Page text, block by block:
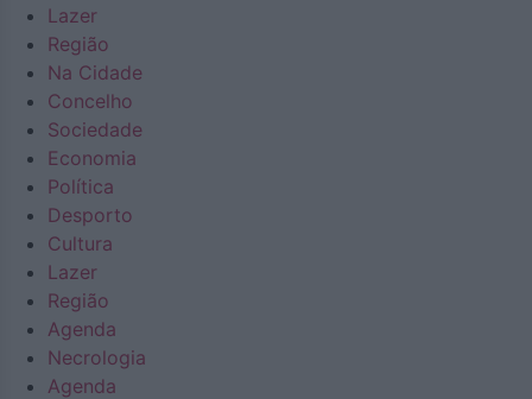
Lazer
Região
Na Cidade
Concelho
Sociedade
Economia
Política
Desporto
Cultura
Lazer
Região
Agenda
Necrologia
Agenda